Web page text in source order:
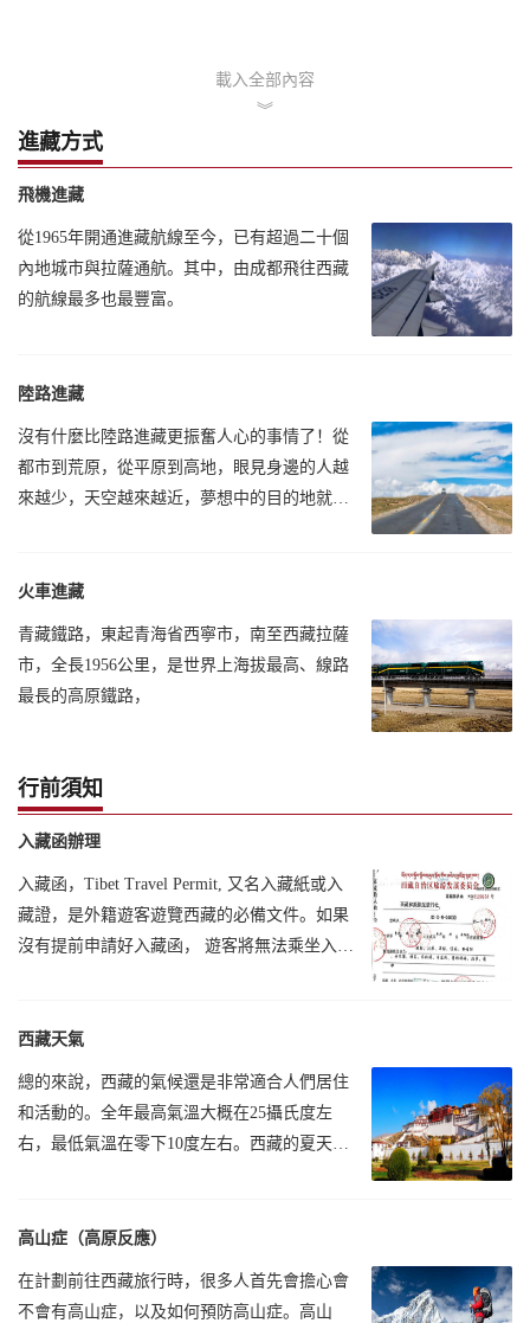
載入全部內容
︾
進藏方式
飛機進藏
從1965年開通進藏航線至今，已有超過二十個
內地城市與拉薩通航。其中，由成都飛往西藏
的航線最多也最豐富。
陸路進藏
沒有什麼比陸路進藏更振奮人心的事情了！從
都市到荒原，從平原到高地，眼見身邊的人越
來越少，天空越來越近，夢想中的目的地就在
火車進藏
青藏鐵路，東起青海省西寧市，南至西藏拉薩
市，全長1956公里，是世界上海拔最高、線路
最長的高原鐵路，
行前須知
入藏函辦理
入藏函，Tibet Travel Permit, 又名入藏紙或入
藏證，是外籍遊客遊覽西藏的必備文件。如果
沒有提前申請好入藏函， 遊客將無法乘坐入藏
西藏天氣
總的來說，西藏的氣候還是非常適合人們居住
和活動的。全年最高氣溫大概在25攝氏度左
右，最低氣溫在零下10度左右。西藏的夏天，
高山症（高原反應）
在計劃前往西藏旅行時，很多人首先會擔心會
不會有高山症，以及如何預防高山症。高山